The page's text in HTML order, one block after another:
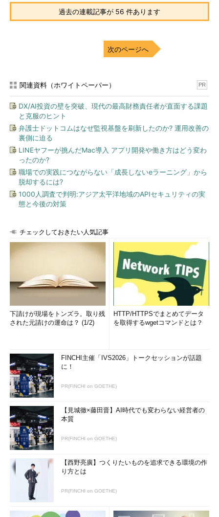
過去の連載記事が 56 件あります
次のページへ
関連資料（ホワイトペーパー） PR
DX/AI投資の壁を突破、現代の最高財務責任者が直面する課題
と克服のヒント
弁護士ドットコムはなぜ監視基盤を刷新したのか? 運用改善の
裏側に迫る
LINEヤフーが挑んだMac導入 アプリ開発や働き方はどう変わ
ったのか?
職場での実践につながらない「成長しないeラーニング」から
脱却するには?
1000人調査で判明:アジア太平洋地域のAPIセキュリティの実
態と今後の対策
チェックしておきたい人気記事
下請けが現場をトンズラ。取り残
された元請けの運命は？ (1/2)
HTTP/HTTPSでまとめてデータ
を取得するwgetコマンドとは？
FINCHI主催「IVS2026」トークセッションが話題
に！
PR(FINCHI on GOETHE)
【見城徹×藤田晋】AI時代でも変わらない経営者の
本質
PR(FINCHI on GOETHE)
【西野亮廣】つくりたいものを追求できる環境の作
り方とは
PR(FINCHI on GOETHE)